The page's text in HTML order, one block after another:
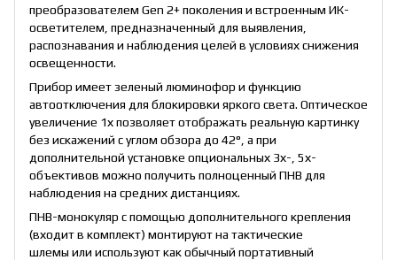
преобразователем Gen 2+ поколения и встроенным ИК-
осветителем, предназначенный для выявления,
распознавания и наблюдения целей в условиях снижения
освещенности.
Прибор имеет зеленый люминофор и функцию
автоотключения для блокировки яркого света. Оптическое
увеличение 1х позволяет отображать реальную картинку
без искажений с углом обзора до 42°, а при
дополнительной установке опциональных 3х-, 5х-
объективов можно получить полноценный ПНВ для
наблюдения на средних дистанциях.
ПНВ-монокуляр с помощью дополнительного крепления
(входит в комплект) монтируют на тактические
шлемы или используют как обычный портативный